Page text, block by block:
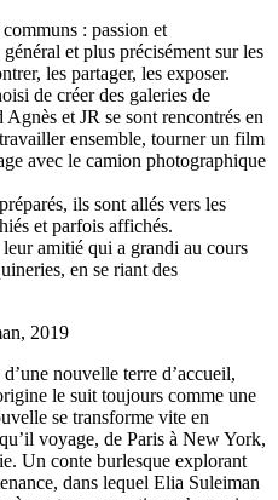
: passion et
et plus précisément sur les
les partager, les exposer.
de créer des galeries de
et JR se sont rencontrés en
ensemble, tourner un film
avec le camion photographique
ils sont allés vers les
et parfois affichés.
amitié qui a grandi au cours
en se riant des
2019
nouvelle terre d’accueil,
le suit toujours comme une
se transforme vite en
voyage, de Paris à New York,
Un conte burlesque explorant
dans lequel Elia Suleiman